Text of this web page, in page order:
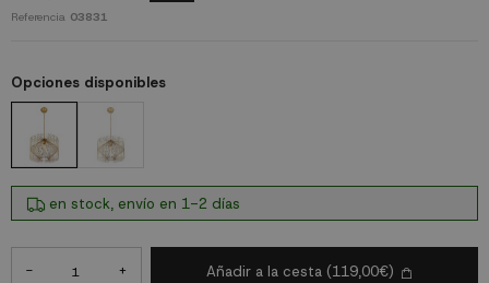
Referencia 03831
Opciones disponibles
en stock, envío en 1-2 días
- + Añadir a la cesta (119,00€)